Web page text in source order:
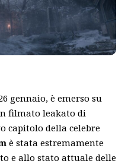
gennaio, è emerso su
filmato leakato di
capitolo della celebre
è stata estremamente
e allo stato attuale delle